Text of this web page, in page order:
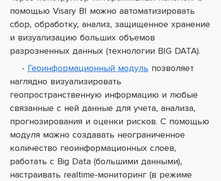
помощью Visary BI можно автоматизировать
сбор, обработку, анализ, защищенное хранение
и визуализацию больших объемов
разрозненных данных (технологии BIG DATA).
- Геоинформационный модуль позволяет
наглядно визуализировать
геопространственную информацию и любые
связанные с ней данные для учета, анализа,
прогнозирования и оценки рисков. С помощью
модуля можно создавать неограниченное
количество геоинформационных слоев,
работать с Big Data (большими данными),
настраивать realtime-мониторинг (в режиме